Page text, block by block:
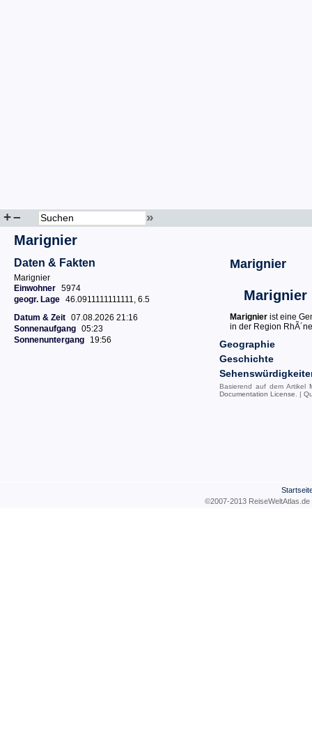
+– »
Marignier
Daten & Fakten
Marignier
Einwohner 5974
geogr. Lage 46.0911111111111, 6.5
Datum & Zeit 07.08.2026 21:16
Sonnenaufgang 05:23
Sonnenuntergang
19:56
Marignier
Marignier
Marignier ist eine
in der Region
Geographie
Geschichte
Basierend auf dem Artikel
Documentation License . |
©2007-2013